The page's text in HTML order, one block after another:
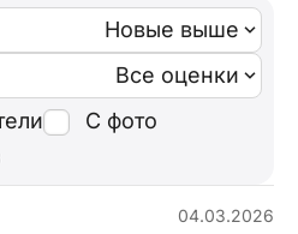
Новые выше
Все оценки
С фото
04.03.2026